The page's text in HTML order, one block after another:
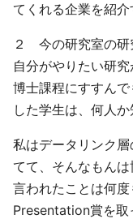
てくれる企業を紹介
２ 今の研究室の研
自分がやりたい研究
博士課程にすすん
した学生は、何人か
私はデータリンク
てて、そんなもん
言われたことは何
Presentation賞を取